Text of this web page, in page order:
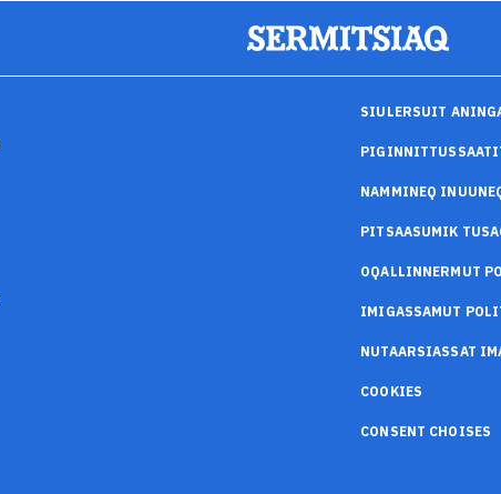
SIULERSUIT
NAMMINEQ
PITSAASUMIK
OQALLINNERMUT
IMIGASSAMUT
NUTAARSIASSAT
COOKIES
CONSENT CHOISES